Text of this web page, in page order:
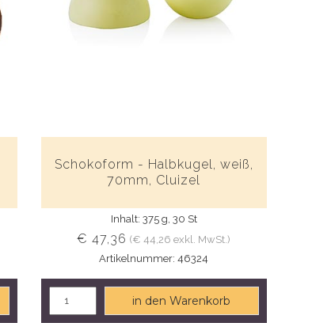
Schokoform - Halbkugel, weiß,
70mm, Cluizel
Inhalt: 375 g, 30 St
€ 47,36 (€ 44,26 exkl. MwSt.)
Artikelnummer: 46324
in den Warenkorb